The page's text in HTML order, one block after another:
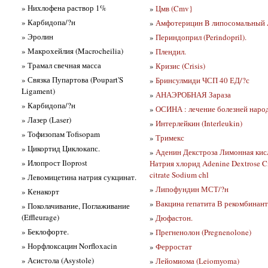
» Нихлофена раствор 1%
» Карбидопа/?н
» Эролин
» Макрохейлия (Macrocheilia)
» Трамал свечная масса
» Связка Пупартова (Poupart'S
Ligament)
» Карбидопа/?н
» Лазер (Laser)
» Тофизопам Tofisopam
» Цикортид Циклокапс.
» Илопрост Iloprost
» Левомицетина натрия сукцинат.
» Кенакорт
» Поколачивание, Поглаживание
(Effleurage)
» Беклофорте.
» Норфлоксацин Norfloxacin
» Асистола (Asystole)
» Цмв (Cmv}
» Амфотерицин B
» Периндоприл (Perindopril).
» Плендил.
» Кризис (Crisis)
» Бринсулмиди ЧСП 40 ЕД/?с
» АНАЭРОБНАЯ Зараза
» ОСИНА : лечение болезней
» Интерлейкин (Interleukin)
» Тримекс
» Аденин Декстроза Лимонная
Натрия хлорид Adenine Dextrose
citrate Sodium chl
» Липофундин МСТ/?н
» Вакцина гепатита В
» Дюфастон.
» Прегненолон (Pregnenolone)
» Ферростат
» Лейомиома (Leiomyoma)